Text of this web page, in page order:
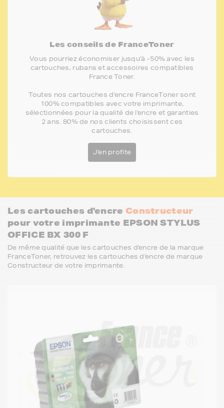
Les conseils de FranceToner
Vous pourriez économiser jusqu'à -50% avec les
cartouches, rubans et accessoires compatibles
France Toner.
Toutes nos cartouches d'encre FranceToner sont
100% compatibles avec votre imprimante,
sélectionnées pour la qualité de l'encre et garanties
2 ans. 80% de nos clients choisissent ces
cartouches.
J'en profite
Les cartouches d'encre Constructeur
pour votre imprimante EPSON STYLUS
OFFICE BX 300 F
De même qualité que les cartouches d'encre de la marque
FranceToner, retrouvez les cartouches d'encre de marque
Constructeur de votre imprimante.